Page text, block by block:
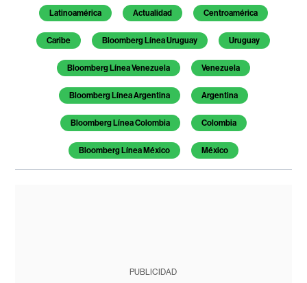
Latinoamérica Actualidad Centroamérica
Caribe Bloomberg Línea Uruguay Uruguay
Bloomberg Línea Venezuela Venezuela
Bloomberg Línea Argentina Argentina
Bloomberg Línea Colombia Colombia
Bloomberg Línea México México
PUBLICIDAD